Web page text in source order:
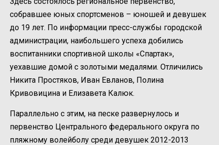
собравшее юных спортсменов – юношей и девушек
до 19 лет. По информации пресс-службы городской
администрации, наибольшего успеха добились
воспитанники спортивной школы «Спартак»,
уехавшие домой с золотыми медалями. Отличились
Никита Простяков, Иван Евланов, Полина
Кривовицина и Елизавета Калюк.
Параллельно с этим, на песке развернулось и
первенство Центрального федерального округа по
пляжному волейболу среди девушек 2012-2013